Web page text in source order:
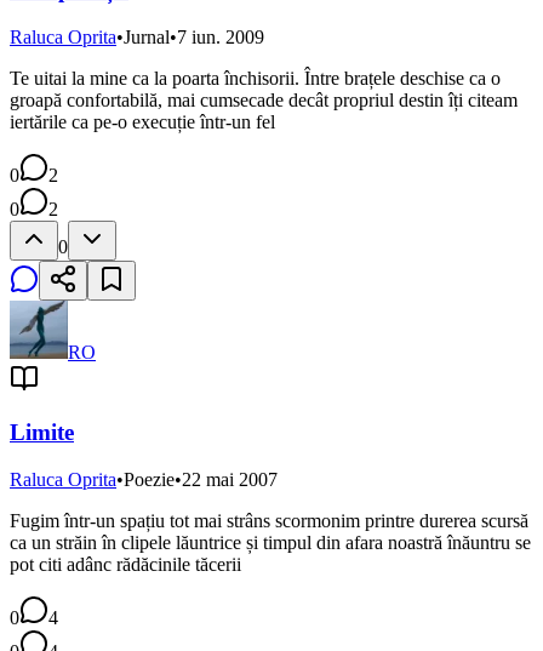
Raluca Oprita•Jurnal•7 iun. 2009
Te uitai la mine ca la poarta închisorii. Între brațele deschise ca o
groapă confortabilă, mai cumsecade decât propriul destin îți citeam
iertările ca pe-o execuție într-un fel
0
2
0
2
0
RO
Limite
Raluca Oprita•Poezie•22 mai 2007
Fugim într-un spațiu tot mai strâns scormonim printre durerea scursă
ca un străin în clipele lăuntrice și timpul din afara noastră înăuntru se
pot citi adânc rădăcinile tăcerii
0
4